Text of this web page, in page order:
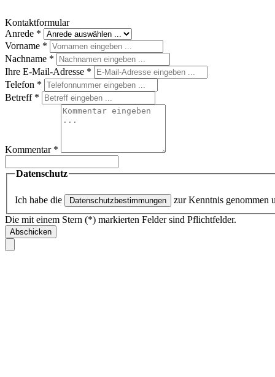
Kontaktformular
Anrede *
Vorname *
Nachname *
Ihre E-Mail-Adresse *
Telefon *
Betreff *
Kommentar *
Datenschutz
Ich habe die Datenschutzbestimmungen
zur Kenntnis genommen
Die mit einem Stern (*) markierten Felder sind Pflichtfelder.
Abschicken